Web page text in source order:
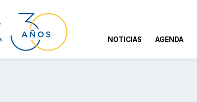
NOTICIAS AGENDA